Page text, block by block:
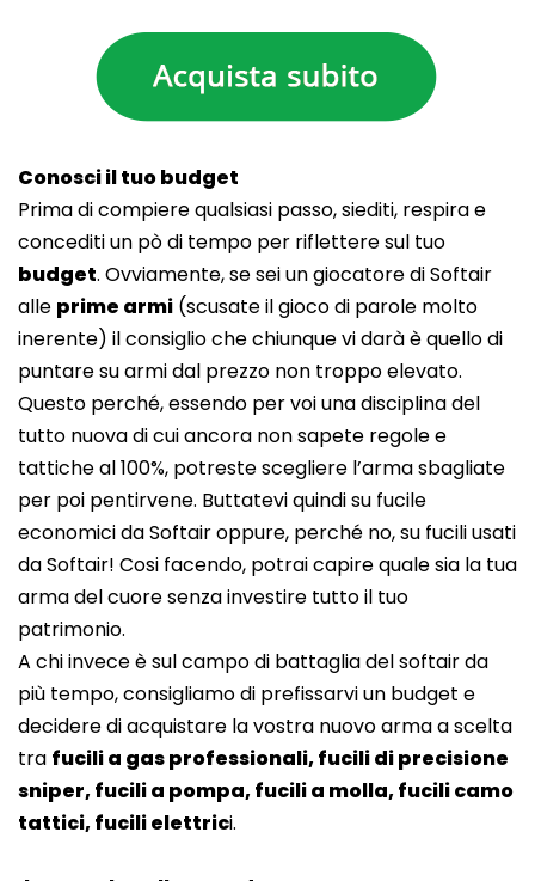
Conosci il tuo budget
Prima di compiere qualsiasi passo, siediti, respira e
concediti un pò di tempo per riflettere sul tuo
budget. Ovviamente, se sei un giocatore di Softair
alle prime armi (scusate il gioco di parole molto
inerente) il consiglio che chiunque vi darà è quello di
puntare su armi dal prezzo non troppo elevato.
Questo perché, essendo per voi una disciplina del
tutto nuova di cui ancora non sapete regole e
tattiche al 100%, potreste scegliere l’arma sbagliate
per poi pentirvene. Buttatevi quindi su fucile
economici da Softair oppure, perché no, su fucili usati
da Softair! Cosi facendo, potrai capire quale sia la tua
arma del cuore senza investire tutto il tuo
patrimonio.
A chi invece è sul campo di battaglia del softair da
più tempo, consigliamo di prefissarvi un budget e
decidere di acquistare la vostra nuovo arma a scelta
tra fucili a gas professionali, fucili di precisione
sniper, fucili a pompa, fucili a molla, fucili camo
tattici, fucili elettrici.